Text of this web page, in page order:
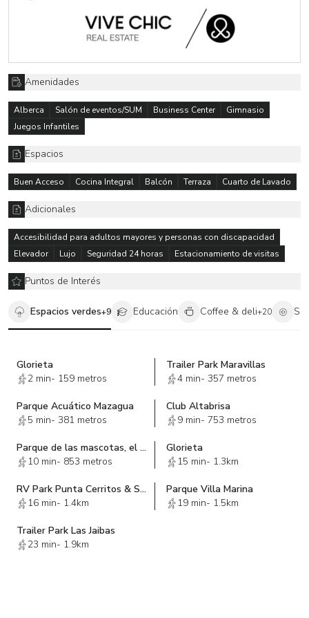
Amenidades
Alberca Salón de eventos/SUM Business Center
Gimnasio
Juegos Infantiles
Espacios
Buen Acceso Cocina Integral Balcón Terraza Cuarto de Lavado
Adicionales
Accesibilidad para adultos mayores y personas con discapacidad
Elevador
Lujo Seguridad 24 horas Estacionamiento de visitas
Puntos de Interés
Espacios verdes+9 Educación Coffee & deli+20
Glorieta
2 min- 159 metros
Trailer Park Maravillas
4 min- 357 metros
Parque Acuático Mazagua
5 min- 381 metros
Club Altabrisa
9 min- 753 metros
Parque de las mascotas, el cielo parque residencial
10 min- 853 metros
Glorieta
15 min- 1.3km
RV Park Punta Cerritos & Suites
16 min- 1.4km
Parque Villa Marina
19 min- 1.5km
Trailer Park Las Jaibas
23 min- 1.9km